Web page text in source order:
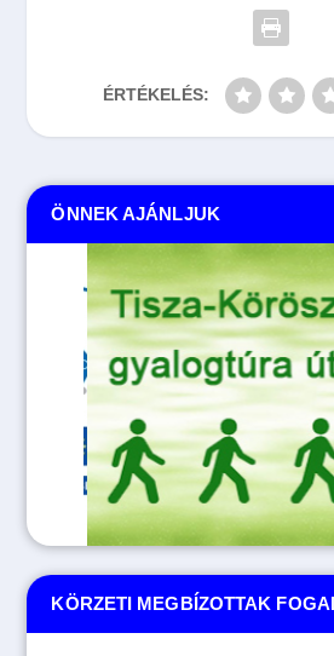
ÉRTÉKELÉS:
KÖRZETI MEGBÍZOTTAK
ÖNNEK AJÁNLJUK